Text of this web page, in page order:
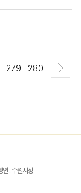
279 280
인 : 수원시장